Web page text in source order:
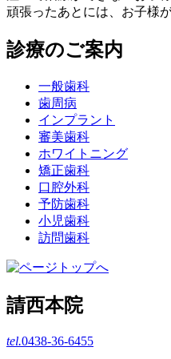
頑張ったあとには、お子様
診療のご案内
一般歯科
歯周病
インプラント
審美歯科
ホワイトニング
矯正歯科
口腔外科
予防歯科
小児歯科
訪問歯科
請西本院
tel.0438-36-6455